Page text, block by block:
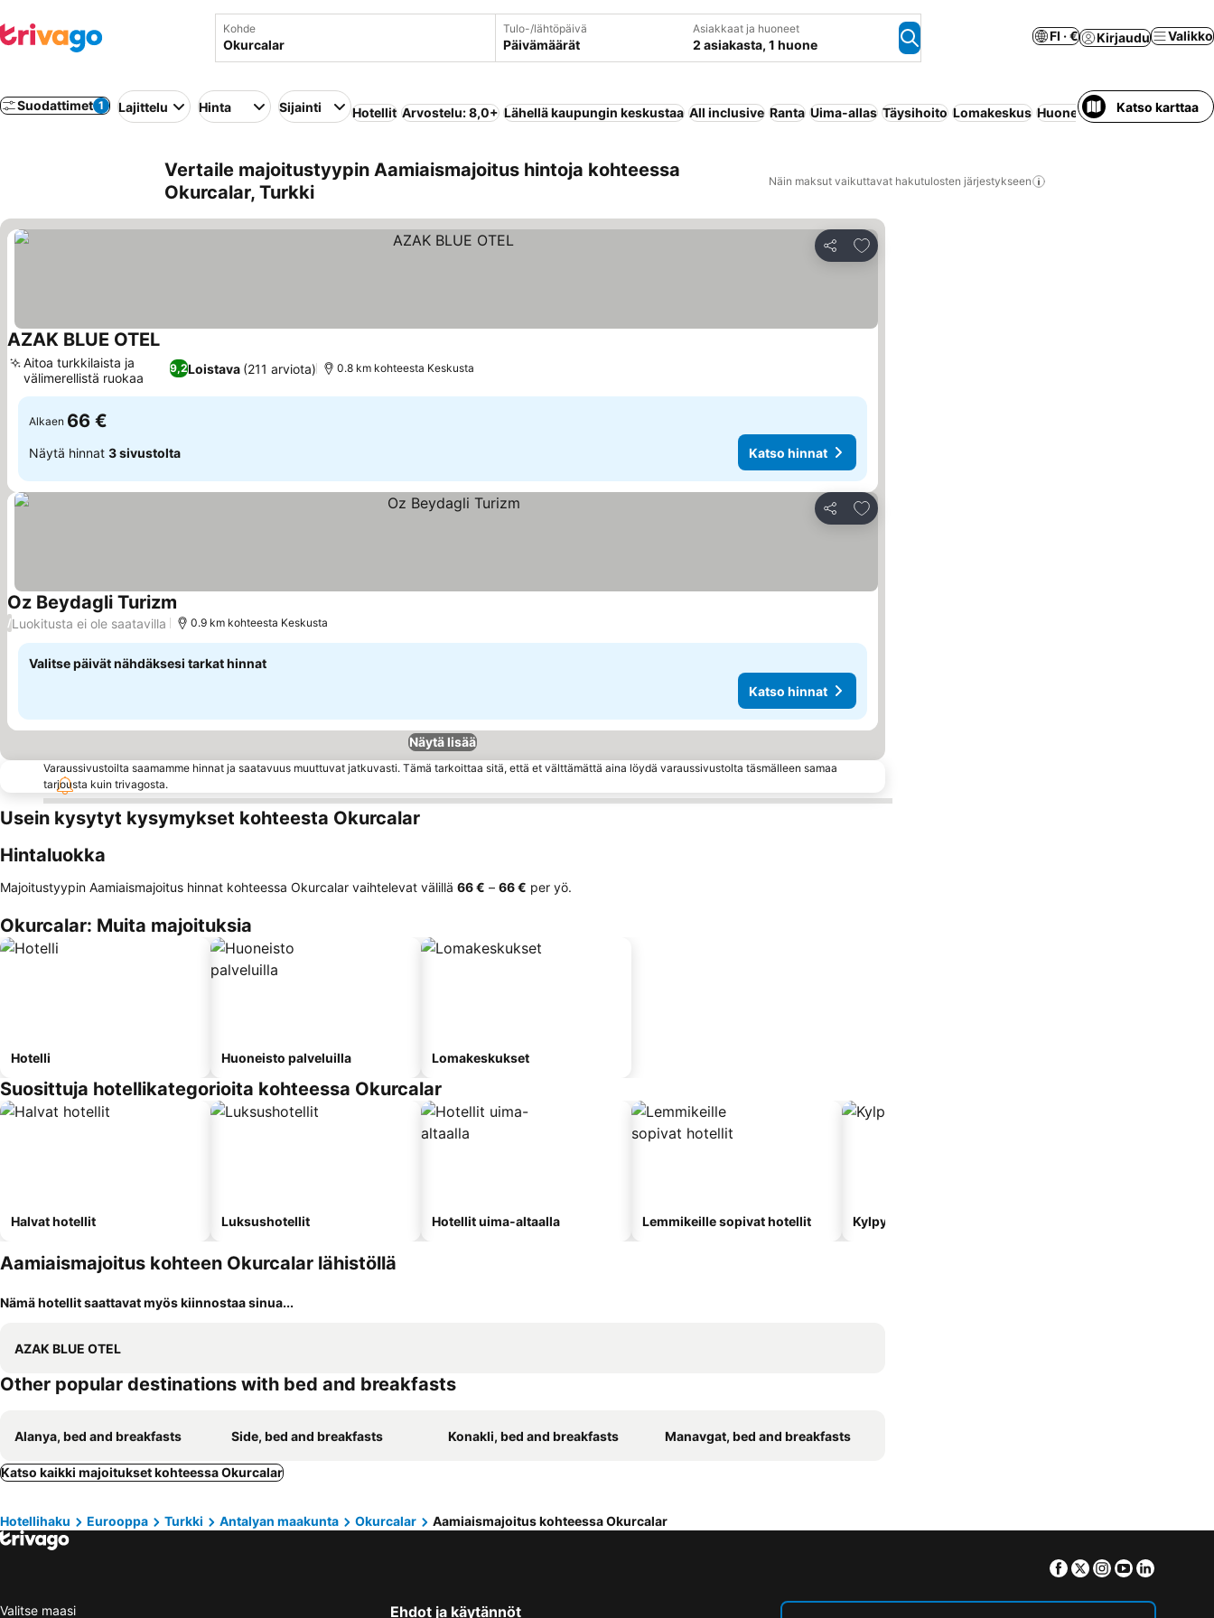
Kohde Tulo-/lähtöpäivä
Päivämäärät
Asiakkaat ja huoneet
2 asiakasta, 1 huone
FI · € Kirjaudu Valikko
Suodattimet 1 Lajittelu Hinta Sijainti Hotellit Arvostelu: 8,0+ Lähellä kaupungin keskustaa All inclusive Ranta Uima-allas Täysihoito Lomakeskus Huoneisto palveluilla
Katso karttaa
Vertaile majoitustyypin Aamiaismajoitus hintoja kohteessa
Okurcalar, Turkki
Näin maksut vaikuttavat hakutulosten järjestykseen
Jaa
Lisää suosikkeihin
AZAK BLUE OTEL
9,2Loistava (211 arviota)
Aitoa turkkilaista ja
välimerellistä ruokaa
0.8 km kohteesta Keskusta
Alkaen 66 €
Näytä hinnat 3 sivustolta Katso hinnat
Jaa
Lisää suosikkeihin
Oz Beydagli Turizm
/Luokitusta ei ole saatavilla 0.9 km kohteesta Keskusta
Valitse päivät nähdäksesi tarkat hinnat
Katso hinnat
Näytä lisää
Varaussivustoilta saamamme hinnat ja saatavuus muuttuvat jatkuvasti. Tämä tarkoittaa sitä, että et välttämättä aina löydä varaussivustolta täsmälleen samaa
tarjousta kuin trivagosta.
Usein kysytyt kysymykset kohteesta Okurcalar
Hintaluokka
Majoitustyypin Aamiaismajoitus hinnat kohteessa Okurcalar vaihtelevat välillä ‎66 € – ‎66 € per yö.
Okurcalar: Muita majoituksia
Hotelli Huoneisto palveluilla Lomakeskukset
Suosittuja hotellikategorioita kohteessa Okurcalar
Halvat hotellit Luksushotellit Hotellit uima-altaalla Lemmikeille sopivat hotellit Kylpylähotellit
Aamiaismajoitus kohteen Okurcalar lähistöllä
Nämä hotellit saattavat myös kiinnostaa sinua...
AZAK BLUE OTEL
Other popular destinations with bed and breakfasts
Alanya, bed and breakfasts Side, bed and breakfasts Konakli, bed and breakfasts Manavgat, bed and breakfasts
Katso kaikki majoitukset kohteessa Okurcalar
Hotellihaku Eurooppa Turkki Antalyan maakunta Okurcalar Aamiaismajoitus kohteessa Okurcalar
Facebook
TwitterInstagram
Youtube
Valitse maasi Ehdot ja käytännöt